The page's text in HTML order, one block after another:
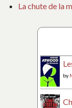
La chute de la
by